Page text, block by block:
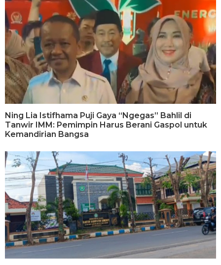
Ning Lia Istifhama Puji Gaya “Ngegas” Bahlil di
Tanwir IMM: Pemimpin Harus Berani Gaspol untuk
Kemandirian Bangsa